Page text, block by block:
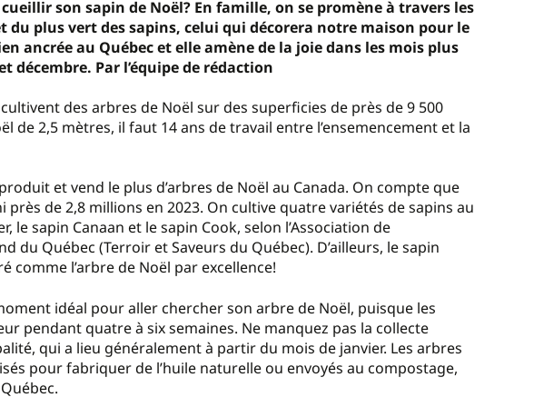
son sapin de Noël? En famille, on se promène à travers les
du plus vert des sapins, celui qui décorera notre maison pour le
ancrée au Québec et elle amène de la joie dans les mois plus
décembre. Par l’équipe de rédaction
des arbres de Noël sur des superficies de près de 9 500
de 2,5 mètres, il faut 14 ans de travail entre l’ensemencement et la
et vend le plus d’arbres de Noël au Canada. On compte que
de 2,8 millions en 2023. On cultive quatre variétés de sapins au
le sapin Canaan et le sapin Cook, selon l’Association de
du Québec (Terroir et Saveurs du Québec). D’ailleurs, le sapin
comme l’arbre de Noël par excellence!
idéal pour aller chercher son arbre de Noël, puisque les
pendant quatre à six semaines. Ne manquez pas la collecte
qui a lieu généralement à partir du mois de janvier. Les arbres
pour fabriquer de l’huile naturelle ou envoyés au compostage,